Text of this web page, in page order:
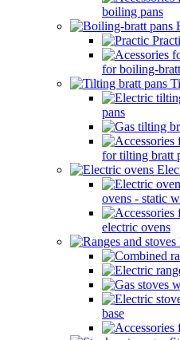
boiling pans
for boiling-
pans
for tilting bratt
ovens - static
electric ovens
base